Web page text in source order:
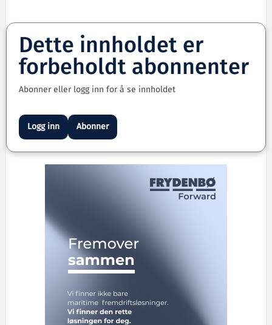
Dette innholdet er
forbeholdt abonnenter
Abonner eller logg inn for å se innholdet
Logg inn Abonner